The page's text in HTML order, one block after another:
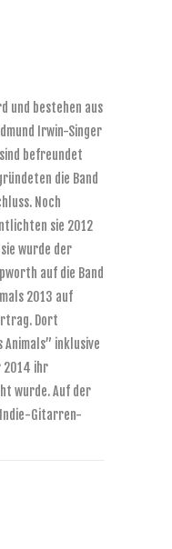
und bestehen aus
Irwin-Singer
befreundet
die Band
Noch
sie 2012
sie wurde der
auf die Band
2013 auf
Dort
Animals” inklusive
2014 ihr
wurde. Auf der
Gitarren-